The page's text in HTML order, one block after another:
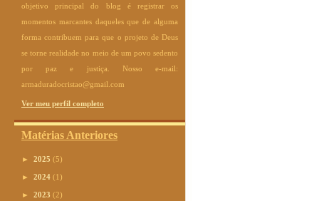
objetivo principal do blog é registrar os
momentos marcantes daqueles que de alguma
forma contribuem para que o projeto de Deus
se torne realidade no meio de um povo sedento
por paz e justiça. Nosso e-mail:
armaduradocristao@gmail.com
Ver meu perfil completo
Matérias Anteriores
► 2025 (5)
► 2024 (1)
► 2023 (2)